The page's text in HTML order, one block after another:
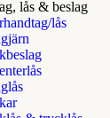
lås & beslag
lås